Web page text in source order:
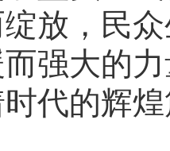
放，民
强大的
代的辉